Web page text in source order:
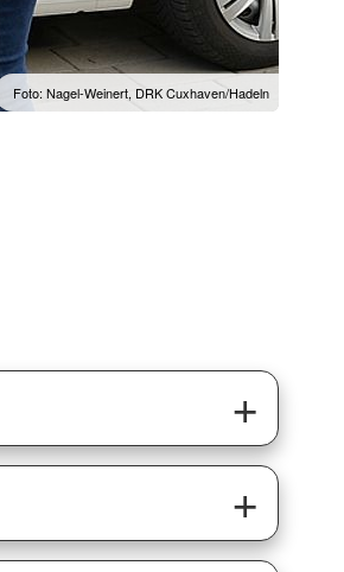
Foto: Nagel-Weinert, DRK Cuxhaven/Hadeln